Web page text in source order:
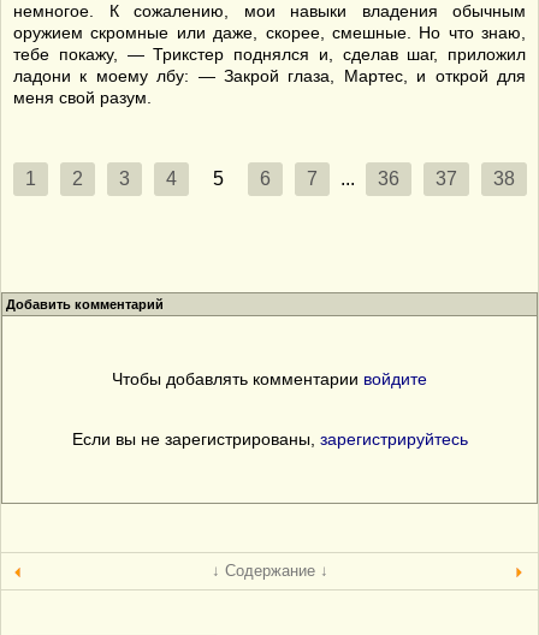
немногое. К сожалению, мои навыки владения обычным
оружием скромные или даже, скорее, смешные. Но что знаю,
тебе покажу, — Трикстер поднялся и, сделав шаг, приложил
ладони к моему лбу: — Закрой глаза, Мартес, и открой для
меня свой разум.
1 2 3 4 5 6 7 ... 36 37 38
Добавить комментарий
Чтобы добавлять комментарии войдите
Если вы не зарегистрированы, зарегистрируйтесь
↓ Содержание ↓